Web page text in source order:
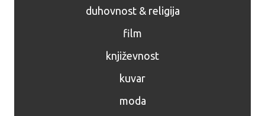
duhovnost & religija
film
književnost
kuvar
moda